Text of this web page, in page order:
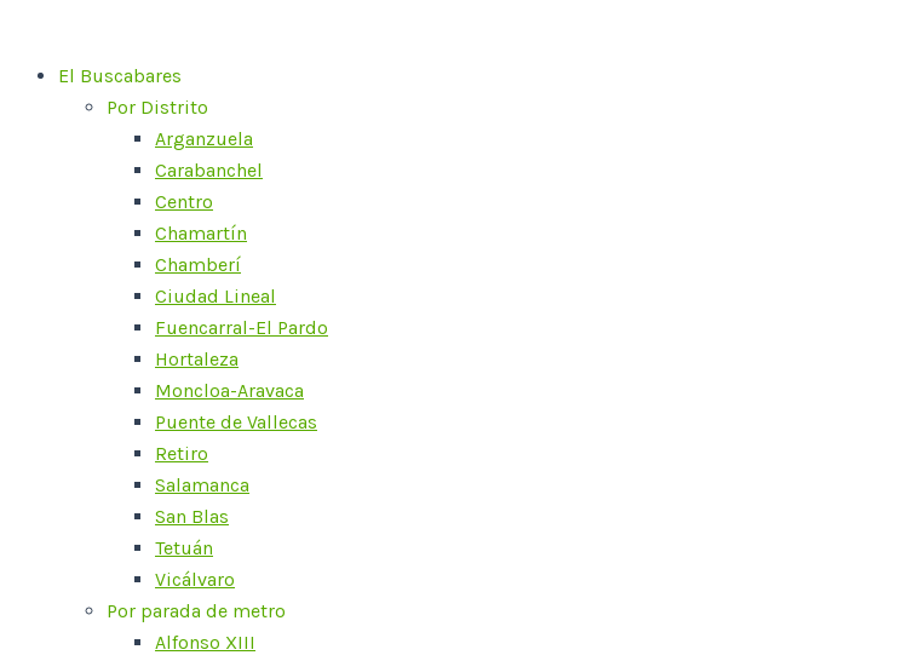
contenidoEl Buscabares
Por Distrito
Arganzuela
Carabanchel
Centro
Chamartín
Chamberí
Ciudad Lineal
Fuencarral-El Pardo
Hortaleza
Moncloa-Aravaca
Puente de Vallecas
Retiro
Salamanca
San Blas
Tetuán
Vicálvaro
Por parada de metro
Alfonso XIII